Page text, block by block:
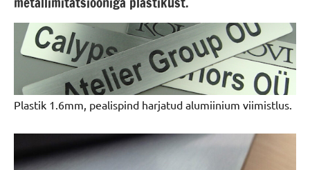
Plastik 1.6mm, pealispind harjatud alumiinium viimistlus.